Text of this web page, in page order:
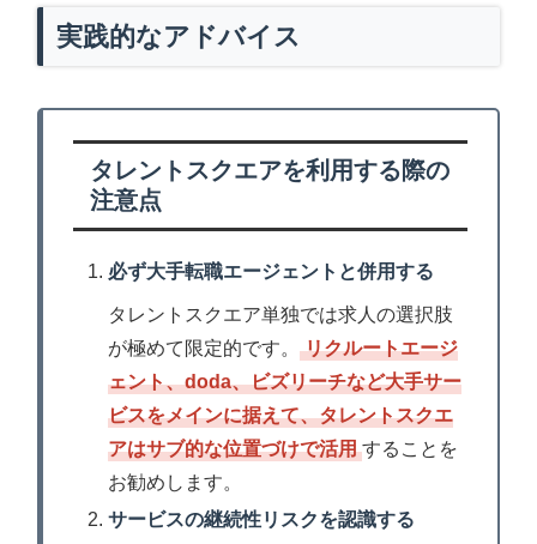
実践的なアドバイス
タレントスクエアを利用する際の
注意点
必ず大手転職エージェントと併用する
タレントスクエア単独では求人の選択肢
が極めて限定的です。 リクルートエージ
ェント、doda、ビズリーチなど大手サー
ビスをメインに据えて、タレントスクエ
アはサブ的な位置づけで活用 することを
お勧めします。
サービスの継続性リスクを認識する